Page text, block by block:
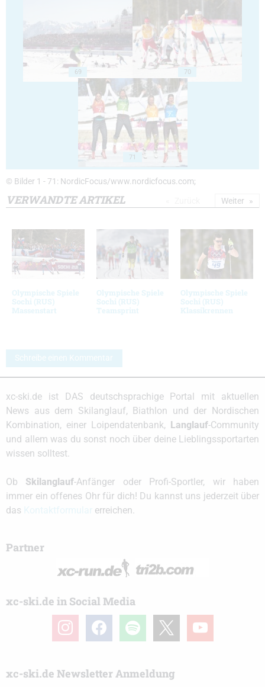
69 70
71
© Bilder 1 - 71: NordicFocus/www.nordicfocus.com;
VERWANDTE ARTIKEL
Olympische Spiele
Sochi (RUS)
Massenstart
Olympische Spiele
Sochi (RUS)
Teamsprint
Olympische Spiele
Sochi (RUS)
Klassikrennen
Weiter
Schreibe einen Kommentar
xc-ski.de ist DAS deutschsprachige Portal mit aktuellen
News aus dem Skilanglauf, Biathlon und der Nordischen
Kombination, einer Loipendatenbank, Langlauf-Community
und allem was du sonst noch über deine Lieblingssportarten
wissen solltest.
Ob Skilanglauf-Anfänger oder Profi-Sportler, wir haben
immer ein offenes Ohr für dich! Du kannst uns jederzeit über
das
erreichen.
Partner
xc-ski.de in Social Media
instagramfacebook spotify youtube
xc-ski.de Newsletter Anmeldung